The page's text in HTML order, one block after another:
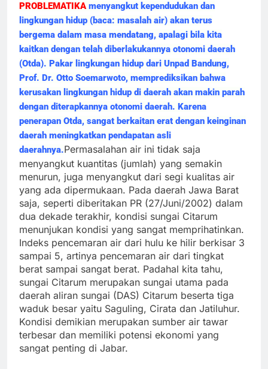
PROBLEMATIKA menyangkut kependudukan dan
lingkungan hidup (baca: masalah air) akan terus
bergema dalam masa mendatang, apalagi bila kita
kaitkan dengan telah diberlakukannya otonomi daerah
(Otda). Pakar lingkungan hidup dari Unpad Bandung,
Prof. Dr. Otto Soemarwoto, memprediksikan bahwa
kerusakan lingkungan hidup di daerah akan makin parah
dengan diterapkannya otonomi daerah. Karena
penerapan Otda, sangat berkaitan erat dengan keinginan
daerah meningkatkan pendapatan asli
daerahnya.Permasalahan air ini tidak saja
menyangkut kuantitas (jumlah) yang semakin
menurun, juga menyangkut dari segi kualitas air
yang ada dipermukaan. Pada daerah Jawa Barat
saja, seperti diberitakan PR (27/Juni/2002) dalam
dua dekade terakhir, kondisi sungai Citarum
menunjukan kondisi yang sangat memprihatinkan.
Indeks pencemaran air dari hulu ke hilir berkisar 3
sampai 5, artinya pencemaran air dari tingkat
berat sampai sangat berat. Padahal kita tahu,
sungai Citarum merupakan sungai utama pada
daerah aliran sungai (DAS) Citarum beserta tiga
waduk besar yaitu Saguling, Cirata dan Jatiluhur.
Kondisi demikian merupakan sumber air tawar
terbesar dan memiliki potensi ekonomi yang
sangat penting di Jabar.